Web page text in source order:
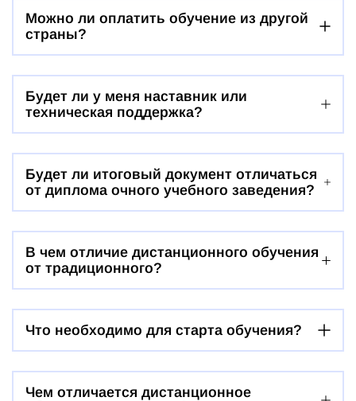
Можно ли оплатить обучение из другой
страны?
Будет ли у меня наставник или
техническая поддержка?
Будет ли итоговый документ отличаться
от диплома очного учебного заведения?
В чем отличие дистанционного обучения
от традиционного?
Что необходимо для старта обучения?
Чем отличается дистанционное